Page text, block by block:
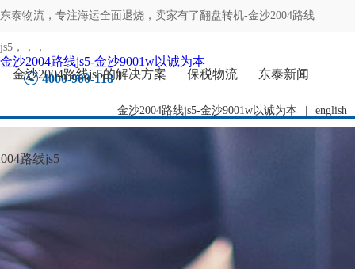
东泰物流，专注海运全面退烧，卖家有了翻盘转机-金沙2004路线
js5 ，，，
4000-900-118
金沙2004路线js5-金沙9001w以诚为本 english
金沙2004路线js5-金沙9001w以诚为本
金沙2004路线js5的解决方案
保税物流 东泰新闻
路线js5